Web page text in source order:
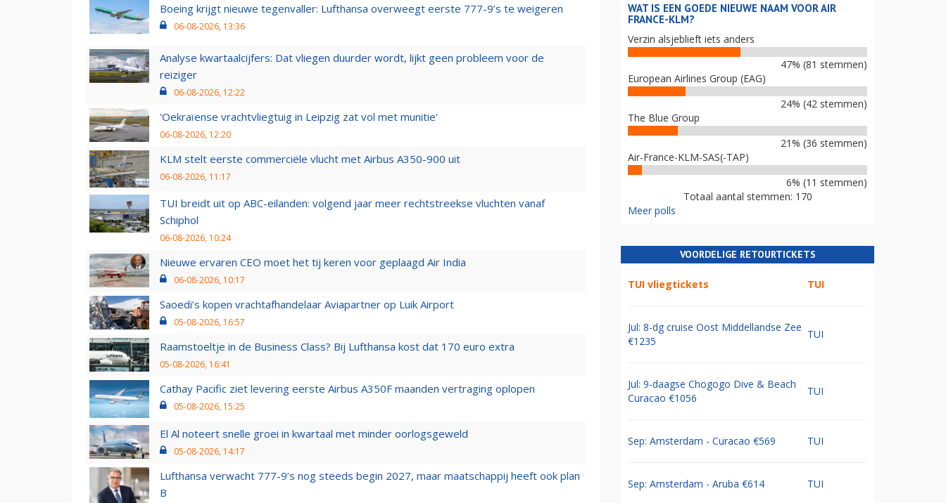
Boeing krijgt nieuwe tegenvaller: Lufthansa overweegt eerste 777-9’s te weigeren
06-08-2026, 13:36
Analyse kwartaalcijfers: Dat vliegen duurder wordt, lijkt geen probleem voor de
reiziger
06-08-2026, 12:22
'Oekraïense vrachtvliegtuig in Leipzig zat vol met munitie'
06-08-2026, 12:20
KLM stelt eerste commerciële vlucht met Airbus A350-900 uit
06-08-2026, 11:17
TUI breidt uit op ABC-eilanden: volgend jaar meer rechtstreekse vluchten vanaf
Schiphol
06-08-2026, 10:24
Nieuwe ervaren CEO moet het tij keren voor geplaagd Air India
06-08-2026, 10:17
Saoedi’s kopen vrachtafhandelaar Aviapartner op Luik Airport
05-08-2026, 16:57
Raamstoeltje in de Business Class? Bij Lufthansa kost dat 170 euro extra
05-08-2026, 16:41
Cathay Pacific ziet levering eerste Airbus A350F maanden vertraging oplopen
05-08-2026, 15:25
El Al noteert snelle groei in kwartaal met minder oorlogsgeweld
05-08-2026, 14:17
Lufthansa verwacht 777-9’s nog steeds begin 2027, maar maatschappij heeft ook plan
B
WAT IS EEN GOEDE NIEUWE NAAM VOOR AIR
FRANCE-KLM?
Verzin alsjeblieft iets anders
47% (81 stemmen)
European Airlines Group (EAG)
24% (42 stemmen)
The Blue Group
21% (36 stemmen)
Air-France-KLM-SAS(-TAP)
6% (11 stemmen)
Totaal aantal stemmen: 170
Meer polls
VOORDELIGE RETOURTICKETS
TUI vliegtickets TUI
Jul: 8-dg cruise Oost Middellandse Zee
€1235
TUI
Jul: 9-daagse Chogogo Dive & Beach
Curacao €1056
TUI
Sep: Amsterdam - Curacao €569 TUI
Sep: Amsterdam - Aruba €614 TUI